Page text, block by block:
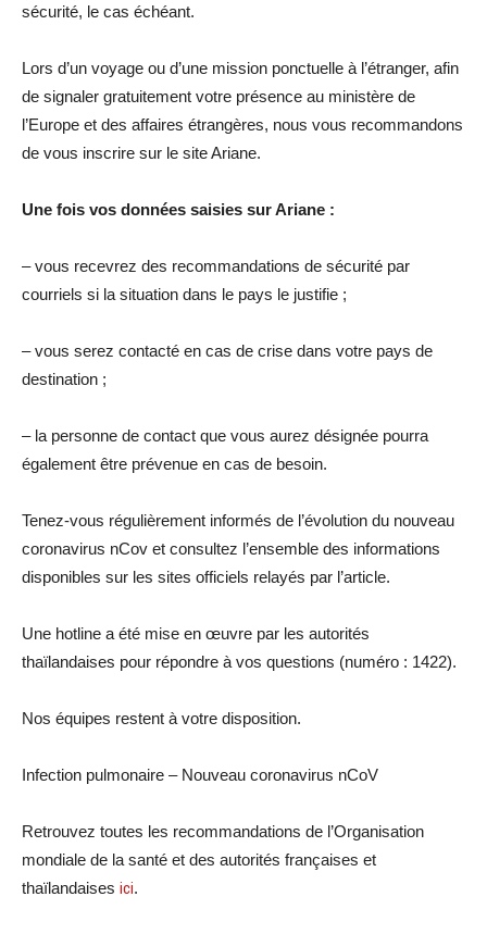
sécurité, le cas échéant.
Lors d’un voyage ou d’une mission ponctuelle à l’étranger, afin
de signaler gratuitement votre présence au ministère de
l’Europe et des affaires étrangères, nous vous recommandons
de vous inscrire sur le site Ariane.
Une fois vos données saisies sur Ariane :
– vous recevrez des recommandations de sécurité par
courriels si la situation dans le pays le justifie ;
– vous serez contacté en cas de crise dans votre pays de
destination ;
– la personne de contact que vous aurez désignée pourra
également être prévenue en cas de besoin.
Tenez-vous régulièrement informés de l’évolution du nouveau
coronavirus nCov et consultez l’ensemble des informations
disponibles sur les sites officiels relayés par l’article.
Une hotline a été mise en œuvre par les autorités
thaïlandaises pour répondre à vos questions (numéro : 1422).
Nos équipes restent à votre disposition.
Infection pulmonaire – Nouveau coronavirus nCoV
Retrouvez toutes les recommandations de l’Organisation
mondiale de la santé et des autorités françaises et
thaïlandaises ici.